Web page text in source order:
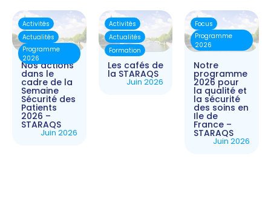
Nos actions
dans le
cadre de la
Semaine
Sécurité des
Patients
2026 –
STARAQS
Juin 2026
Activités
Actualités
Programme
2026
Les cafés de
la STARAQS
Juin 2026
Activités
Actualités
Formation
Notre
programme
2026 pour
la qualité et
la sécurité
des soins en
Ile de
France –
STARAQS
Juin 2026
Focus
Programme
2026